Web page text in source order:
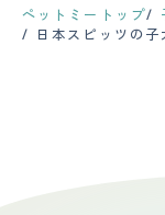
を加えるような
要でした。 縄張
り、抜け毛が多
毛はあります。
ペットミートップ
日本スピッツの子